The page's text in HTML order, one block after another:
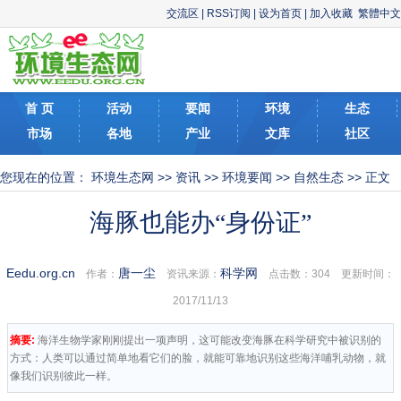
交流区 RSS订阅 设为首页 加入收藏 繁體中文
首 页 活动 要闻 环境
生态
市场
各地 产业 文库 社区
您现在的位置： 环境生态网 >> 资讯 >> 环境要闻 >> 自然生态 >> 正文
海豚也能办“身份证”
Eedu.org.cn 作者： 唐一尘 资讯来源： 科学网 点击数： 304 更新时间：
2017/11/13
摘要: 海洋生物学家刚刚提出一项声明，这可能改变海豚在科学研究中被识别的
方式：人类可以通过简单地看它们的脸，就能可靠地识别这些海洋哺乳动物，就
像我们识别彼此一样。